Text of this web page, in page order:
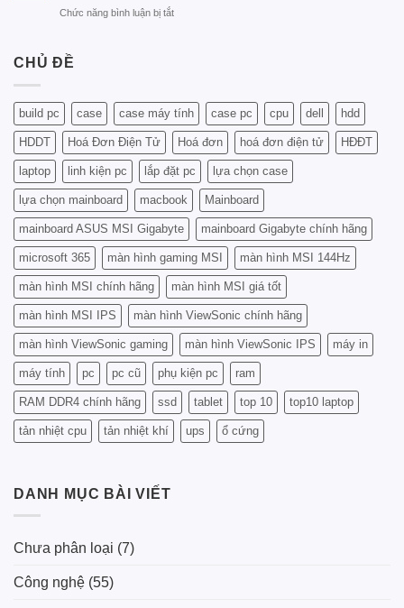
Và
Tiết
Từ
A
Đến
Z
TỐT
Chức năng bình luận bị tắtở
SÁNH
CHI
TIẾT
TRƯỚC
KHI
NÂNG
CẤP
PC
CHỦ ĐỀ
build pc case case máy tính case pc cpu dell hdd
HDDT Hoá Đơn Điện Tử Hoá đơn hoá đơn điện tử HĐĐT
laptop linh kiện pc lắp đặt pc lựa chọn case
lựa chọn mainboard macbook Mainboard
mainboard ASUS MSI Gigabyte mainboard Gigabyte chính hãng
microsoft 365 màn hình gaming MSI màn hình MSI 144Hz
màn hình MSI chính hãng màn hình MSI giá tốt
màn hình MSI IPS màn hình ViewSonic chính hãng
màn hình ViewSonic gaming màn hình ViewSonic IPS máy in
máy tính pc pc cũ phụ kiện pc ram
RAM DDR4 chính hãng ssd tablet top 10 top10 laptop
tản nhiệt cpu tản nhiệt khí ups ổ cứng
DANH MỤC BÀI VIẾT
Chưa phân loại (7)
Công nghệ (55)